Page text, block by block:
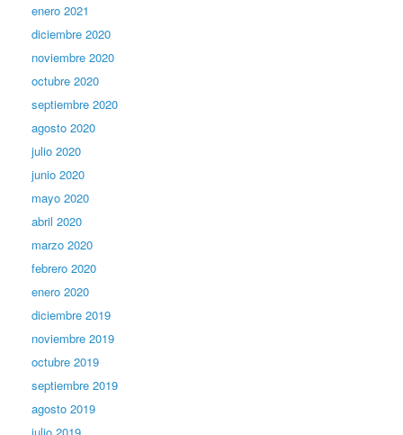
enero 2021
diciembre 2020
noviembre 2020
octubre 2020
septiembre 2020
agosto 2020
julio 2020
junio 2020
mayo 2020
abril 2020
marzo 2020
febrero 2020
enero 2020
diciembre 2019
noviembre 2019
octubre 2019
septiembre 2019
agosto 2019
julio 2019